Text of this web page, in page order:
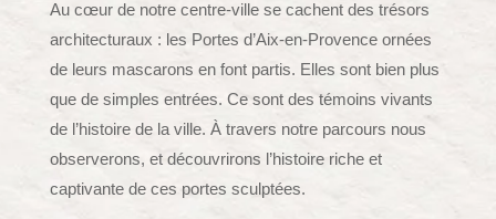
Au cœur de notre centre-ville se cachent des trésors
architecturaux : les Portes d’Aix-en-Provence ornées
de leurs mascarons en font partis. Elles sont bien plus
que de simples entrées. Ce sont des témoins vivants
de l’histoire de la ville. À travers notre parcours nous
observerons, et découvrirons l’histoire riche et
captivante de ces portes sculptées.